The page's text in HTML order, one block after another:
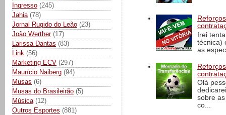
Ingresso (245)
Jahia (78)
Jornal Rugido do Leão (23)
João Werther (17)
Larissa Dantas (83)
Link (56)
Marketing ECV (297)
Maurício Naiberg (94)
Musas (6)
Musas do Brasileirão (5)
Música (12)
Outros Esportes (881)
Irei
técnica)
as
Olá
sobre
co...